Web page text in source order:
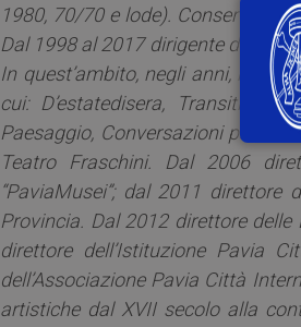
1980, 70/70 e lode).
Dal 1998 al 2017 dirigente del
In quest’ambito, negli anni, ha
cui: D’estatedisera, Transiti,
Paesaggio, Conversazioni pavesi,
Teatro Fraschini. Dal 2006
“PaviaMusei”; dal 2011
Provincia. Dal 2012 direttore
direttore dell’Istituzione Pavia
dell’Associazione Pavia Città
artistiche dal XVII secolo alla